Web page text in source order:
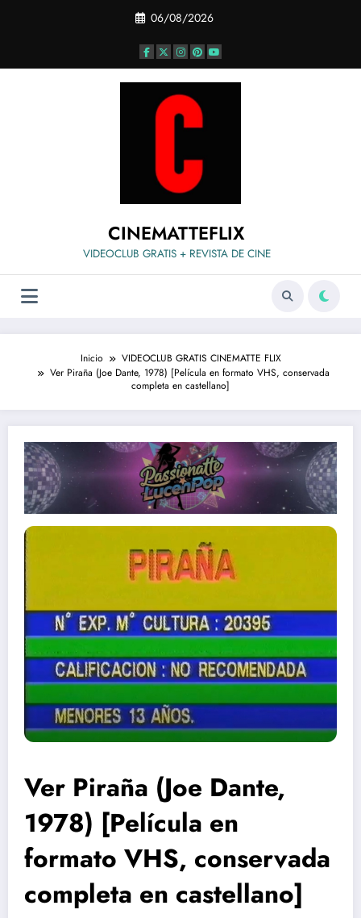
06/08/2026
CINEMATTEFLIX
VIDEOCLUB GRATIS + REVISTA DE CINE
Inicio
VIDEOCLUB GRATIS CINEMATTE FLIX
Ver Piraña (Joe Dante, 1978) [Película en formato VHS, conservada
completa en castellano]
Ver Piraña (Joe Dante,
1978) [Película en
formato VHS, conservada
completa en castellano]